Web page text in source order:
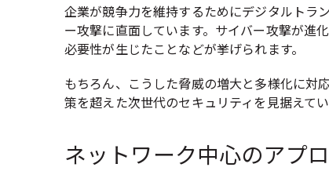
企業が競争力を維持するためにデジタルトラ
ー攻撃に直面しています。サイバー攻撃が進
必要性が生じたことなどが挙げられます。
もちろん、こうした脅威の増大と多様化に対
策を超えた次世代のセキュリティを見据えて
ネットワーク中心のアプ